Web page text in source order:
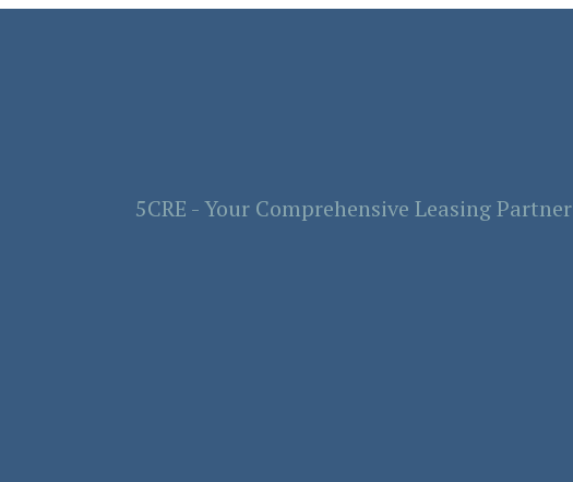
5CRE - Your Comprehensive Leasing Partner